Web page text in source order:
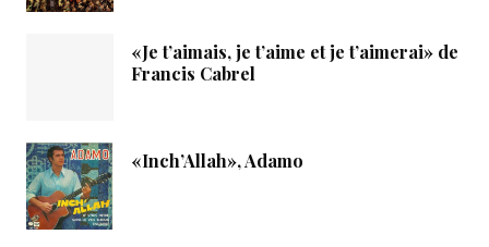
«Je t’aimais, je t’aime et je t’aimerai» de
Francis Cabrel
«Inch’Allah», Adamo